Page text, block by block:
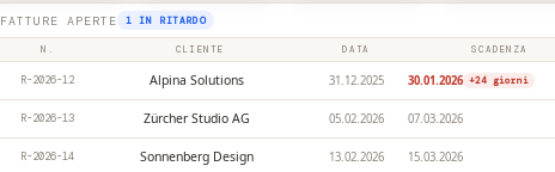
FATTURE APERTE 1 IN RITARDO
N. CLIENTE DATA SCADENZA
R-2026-12 Alpina Solutions 31.12.2025 30.01.2026 +24 giorni
R-2026-13 Zürcher Studio AG 05.02.2026 07.03.2026
R-2026-14 Sonnenberg Design 13.02.2026 15.03.2026